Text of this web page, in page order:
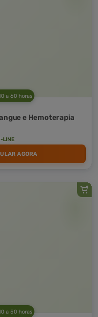
a 60 horas
e Hemoterapia
LINE
AGORA
a 50 horas